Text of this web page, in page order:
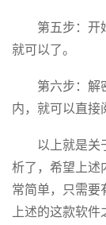
第五步：开始
就可以了。
第六步：解密
内，就可以直接
以上就是关于
析了，希望上述
常简单，只需要
上述的这款软件